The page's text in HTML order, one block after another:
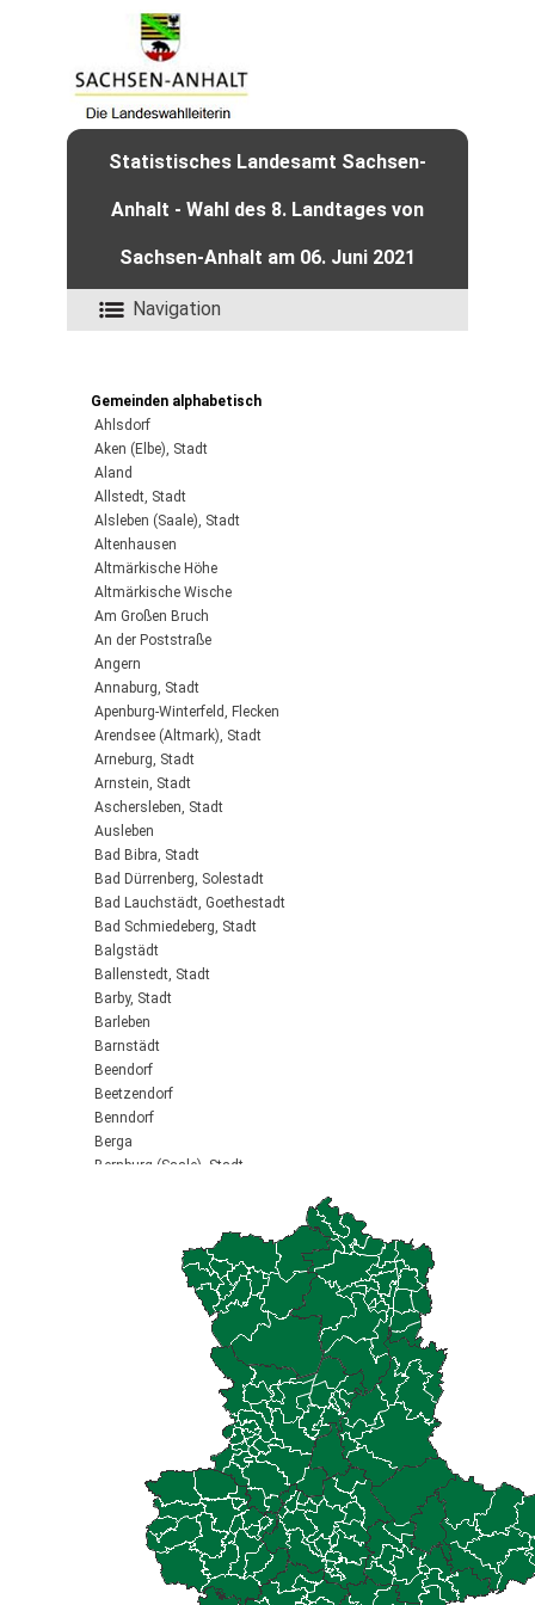
Statistisches Landesamt Sachsen-
Anhalt - Wahl des 8. Landtages von
Sachsen-Anhalt am 06. Juni 2021
Navigation
Gemeinden alphabetisch
Ahlsdorf
Aken (Elbe), Stadt
Aland
Allstedt, Stadt
Alsleben (Saale), Stadt
Altenhausen
Altmärkische Höhe
Altmärkische Wische
Am Großen Bruch
An der Poststraße
Angern
Annaburg, Stadt
Apenburg-Winterfeld, Flecken
Arendsee (Altmark), Stadt
Arneburg, Stadt
Arnstein, Stadt
Aschersleben, Stadt
Ausleben
Bad Bibra, Stadt
Bad Dürrenberg, Solestadt
Bad Lauchstädt, Goethestadt
Bad Schmiedeberg, Stadt
Balgstädt
Ballenstedt, Stadt
Barby, Stadt
Barleben
Barnstädt
Beendorf
Beetzendorf
Benndorf
Berga
Bernburg (Saale), Stadt
Bitterfeld-Wolfen, Stadt
Blankenburg (Harz), Stadt
Brücken-Hackpfüffel
Bülstringen
Burg, Stadt
Burgstall
Calbe (Saale), Stadt